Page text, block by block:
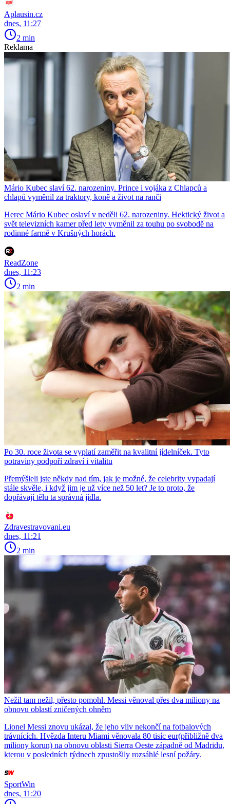
Aplausin.cz
dnes, 11:27
2 min
Reklama
Mário Kubec slaví 62. narozeniny. Prince i vojáka z Chlapců a
chlapů vyměnil za traktory, koně a život na ranči
Herec Mário Kubec oslaví v neděli 62. narozeniny. Hektický život a
svět televizních kamer před lety vyměnil za touhu po svobodě na
rodinné farmě v Krušných horách.
ReadZone
dnes, 11:23
2 min
Po 30. roce života se vyplatí zaměřit na kvalitní jídelníček. Tyto
potraviny podpoří zdraví i vitalitu
Přemýšleli jste někdy nad tím, jak je možné, že celebrity vypadají
stále skvěle, i když jim je už více než 50 let? Je to proto, že
dopřávají tělu ta správná jídla.
Zdravestravovani.eu
dnes, 11:21
2 min
Nežil tam nežil, přesto pomohl. Messi věnoval přes dva miliony na
obnovu oblastí zničených ohněm
Lionel Messi znovu ukázal, že jeho vliv nekončí na fotbalových
trávnících. Hvězda Interu Miami věnovala 80 tisíc eur(přibližně dva
miliony korun) na obnovu oblasti Sierra Oeste západně od Madridu,
kterou v posledních týdnech zpustošily rozsáhlé lesní požáry.
SportWin
dnes, 11:20